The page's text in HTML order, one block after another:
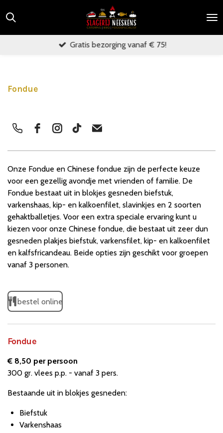
direct
naar
Gratis bezorging vanaf € 75!
Fondue
Onze Fondue en Chinese fondue zijn de perfecte keuze
voor een gezellig avondje met vrienden of familie. De
Fondue bestaat uit in blokjes gesneden biefstuk,
varkenshaas, kip- en kalkoenfilet, slavinkjes en 2 soorten
gehaktballetjes. Voor een extra speciale ervaring kunt u
kiezen voor onze Chinese fondue, die bestaat uit zeer dun
gesneden plakjes biefstuk, varkensfilet, kip- en kalkoenfilet
en kalfsfricandeau. Beide opties zijn geschikt voor groepen
vanaf 3 personen.
bestel online
Fondue
€ 8,50 per persoon
300 gr. vlees p.p. - vanaf 3 pers.
Bestaande uit in blokjes gesneden:
Biefstuk
Varkenshaas